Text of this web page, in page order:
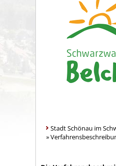
Stadt Schönau im
»